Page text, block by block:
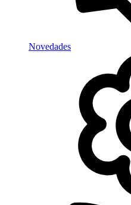
Novedades